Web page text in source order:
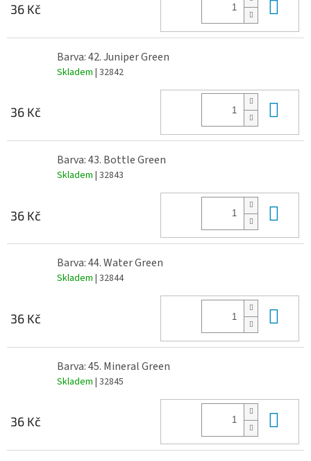
36 Kč
Barva: 42. Juniper Green
Skladem | 32842
36 Kč
Barva: 43. Bottle Green
Skladem | 32843
36 Kč
Barva: 44. Water Green
Skladem | 32844
36 Kč
Barva: 45. Mineral Green
Skladem | 32845
36 Kč